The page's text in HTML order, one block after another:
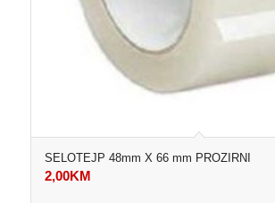
SELOTEJP 48mm X 66 mm PROZIRNI
2,00KM